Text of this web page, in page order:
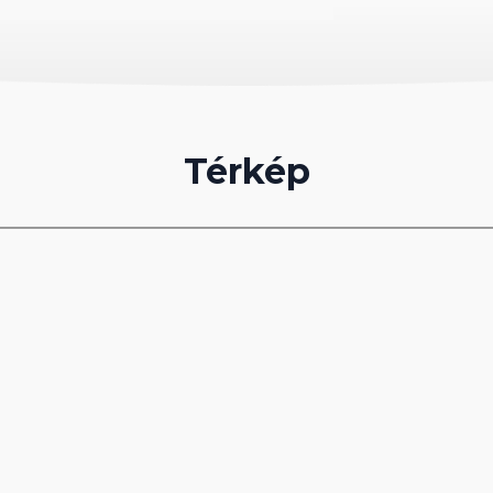
a szolgáltatások körét. A napernyők és
szolgáltatásainak változásáért Irodánk
a szállodák hivatalos weboldalának
Térkép